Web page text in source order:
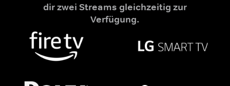
dir zwei Streams gleichzeitig zur
Verfügung.